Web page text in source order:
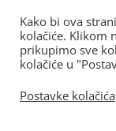
Kako bi ova
kolačiće. Klikom
prikupimo sve
kolačiće u
Postavke kolačića